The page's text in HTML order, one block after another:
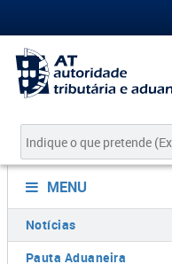
MENU
Notícias
Pauta Aduaneira